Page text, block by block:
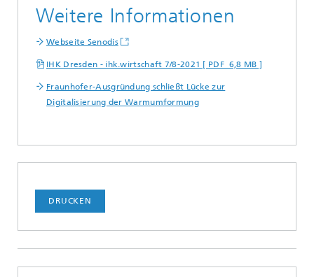
Weitere Informationen
Webseite Senodis
IHK Dresden - ihk.wirtschaft 7/8-2021 [ PDF 6,8 MB ]
Fraunhofer-Ausgründung schließt Lücke zur
Digitalisierung der Warmumformung
DRUCKEN